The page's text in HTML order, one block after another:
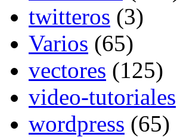
twitteros (3)
Varios (65)
vectores (125)
video-tutoriales
wordpress (65)